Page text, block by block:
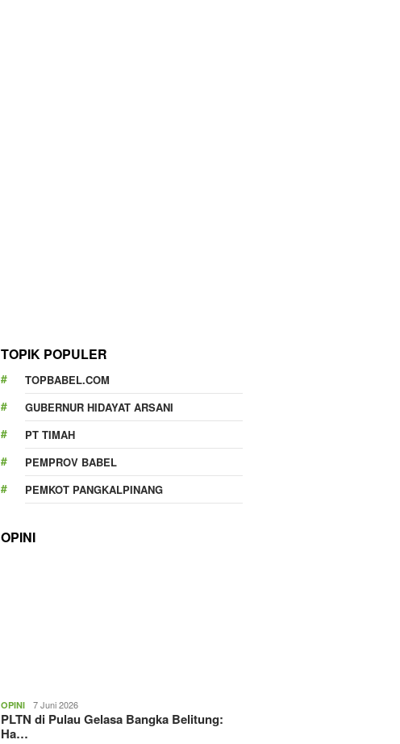
TOPIK POPULER
TOPBABEL.COM
GUBERNUR HIDAYAT ARSANI
PT TIMAH
PEMPROV BABEL
PEMKOT PANGKALPINANG
OPINI
OPINI 7 Juni 2026
PLTN di Pulau Gelasa Bangka Belitung:
Ha…